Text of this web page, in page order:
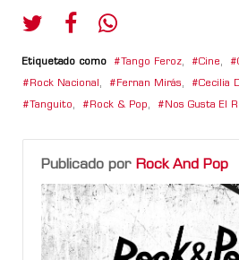
Etiquetado como Tango Feroz, Cine,
Rock Nacional , Fernan Mirás, Cecilia
Tanguito, Rock & Pop, Nos Gusta El
Publicado por Rock And Pop